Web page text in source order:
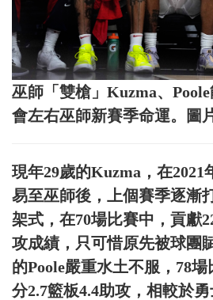
巫師「雙槍」Kuzma、
會左右巫師新賽季命運。圖
現年29歲的Kuzma，在2021
易至巫師後，上個賽季逐漸
架式，在70場比賽中，貢獻
攻成績，只可惜原先被球團
的Poole嚴重水土不服，78
分2.7籃板4.4助攻，相較於